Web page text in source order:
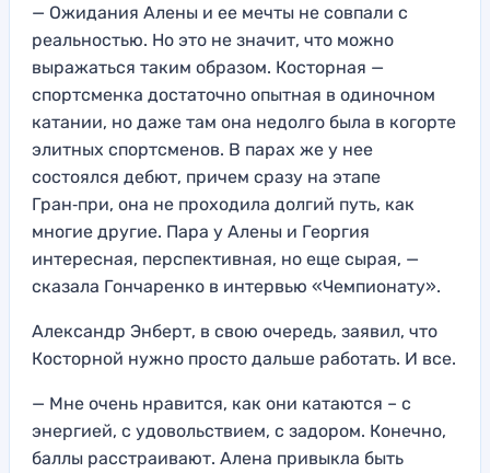
— Ожидания Алены и ее мечты не совпали с
реальностью. Но это не значит, что можно
выражаться таким образом. Косторная —
спортсменка достаточно опытная в одиночном
катании, но даже там она недолго была в когорте
элитных спортсменов. В парах же у нее
состоялся дебют, причем сразу на этапе
Гран‑при, она не проходила долгий путь, как
многие другие. Пара у Алены и Георгия
интересная, перспективная, но еще сырая, —
сказала Гончаренко в интервью «Чемпионату».
Александр Энберт, в свою очередь, заявил, что
Косторной нужно просто дальше работать. И все.
— Мне очень нравится, как они катаются – с
энергией, с удовольствием, с задором. Конечно,
баллы расстраивают. Алена привыкла быть